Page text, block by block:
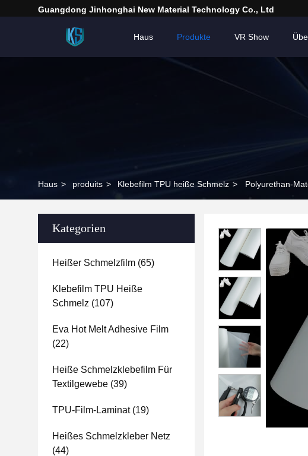
Guangdong Jinhonghai New Material Technology Co., Ltd
Haus Produkte VR Show
Haus > produits > Klebefilm TPU heiße Schmelz > Polyurethan-
Kategorien
Heißer Schmelzfilm (65)
Klebefilm TPU Heiße
Schmelz (107)
Eva Hot Melt Adhesive Film
(22)
Heiße Schmelzklebefilm Für
Textilgewebe (39)
TPU-Film-Laminat(19)
Heißes Schmelzkleber Netz
(44)